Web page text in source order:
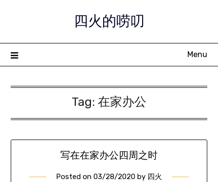
四火的唠叨
Menu
Tag: 在家办公
写在在家办公四周之时
Posted on 03/28/2020 by 四火